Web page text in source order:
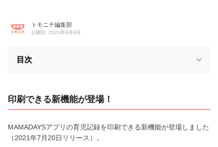
トモニテ編集部
公開日: 2021年8月6日
目次
印刷できる新機能が登場！
MAMADAYSアプリの育児記録を印刷できる新機能が登場しました
（2021年7月20日リリース）。